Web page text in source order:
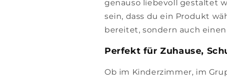
genauso liebevoll gestaltet
sein, dass du ein Produkt
bereitet, sondern auch
Perfekt für Zuhause,
Ob im Kinderzimmer, im